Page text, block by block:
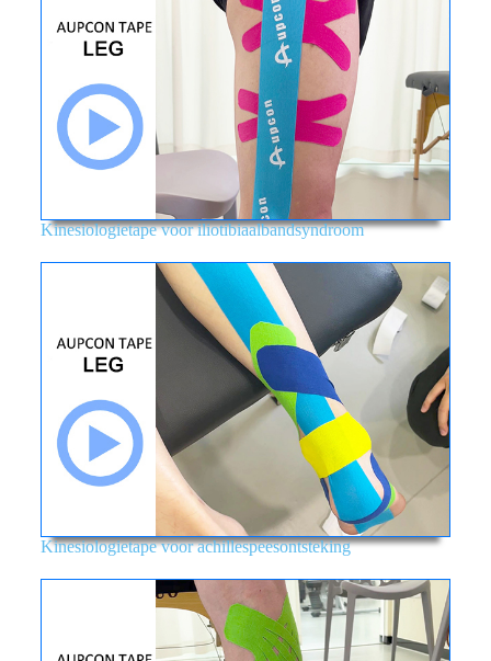
Kinesiologietape voor iliotibiaalbandsyndroom
Kinesiologietape voor achillespeesontsteking